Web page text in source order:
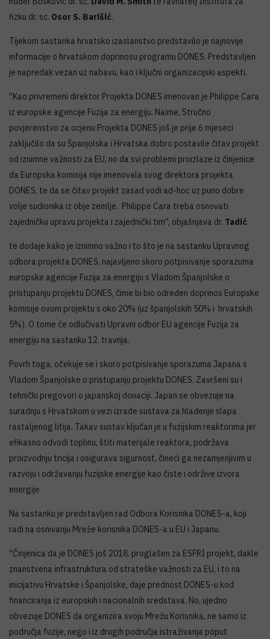
fizku dr. sc. Osor S. Barišić.
Tijekom sastanka hrvatsko izaslanstvo predstavilo je najnovije
informacije o hrvatskom doprinosu programu DONES. Predstavljen
je napredak vezan uz nabavu, kao i ključni organizacijski aspekti.
''Kao privremeni direktor Projekta DONES imenovan je Philippe Cara
iz europske agencije Fuzija za energiju. Naime, Stručno
povjerenstvo za ocjenu Projekta DONES još je prije 6 mjeseci
zaključilo da su Španjolska i Hrvatska dobro postavile čitav projekt
od iznimne važnosti za EU, no da svi problemi proizlaze iz činjenice
da Europska komisija nije imenovala svog direktora projekta
DONES, te da se čitav projekt zasad vodi ad-hoc uz puno dobre
volje sudionika iz obje zemlje. Philippe Cara treba osnovati
zajedničku upravu projekta i zajednički tim'', objašnjava dr. Tadić.
te dodaje kako je iznimno važno i to što je na sastanku Upravnog
odbora projekta DONES, najavljeno skoro potpisivanje sporazuma
europske agencije Fuzija za energiju s Vladom Španjolske o
pristupanju projektu DONES, čime bi bio određen doprinos Europske
komisije ovom projektu s oko 20% (uz španjolskih 50% i hrvatskih
5%). O tome će odlučivati Upravni odbor EU agencije Fuzija za
energiju na sastanku 12. travnja.
Povrh toga, očekuje se i skoro potpisivanje sporazuma Japana s
Vladom Španjolske o pristupanju projektu DONES. Završeni su i
tehnički pregovori o japanskoj donaciji. Japan se obvezuje na
suradnju s Hrvatskom u vezi izrade sustava za hlađenje slapa
rastaljenog litija. Takav sustav ključan je u fuzijskim reaktorima jer
efikasno odvodi toplinu, štiti materijale reaktora, podržava
proizvodnju tricija i osigurava sigurnost, čineći ga nezamjenjivim u
razvoju i održavanju fuzijske energije kao čiste i održive izvora
energije
Na sastanku je predstavljen rad Odbora Korisnika DONES-a, koji
radi na osnivanju Mreže korisnika DONES-a u EU i Japanu.
''Činjenica da je DONES još 2018. proglašen za ESFRI projekt, dakle
znanstvena infrastruktura od strateške važnosti za EU, i to na
inicijativu Hrvatske i Španjolske, daje prednost DONES-u kod
financiranja iz europskih i nacionalnih sredstava. No, ujedno
obvezuje DONES da organizira svoju Mrežu Korisnika, ne samo iz
područja fuzije, nego i iz drugih područja istraživanja poput